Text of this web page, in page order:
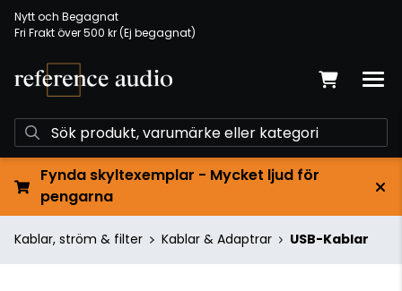
Nytt och Begagnat
Fri Frakt över 500 kr (Ej begagnat)
Fynda skyltexemplar - Mycket ljud för
pengarna
Kablar, ström & filter Kablar & Adaptrar USB-Kablar